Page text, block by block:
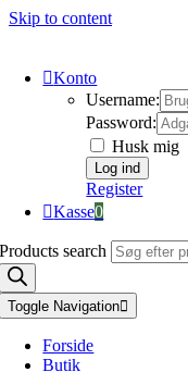
Skip to content
Konto
Username:
Password:
Husk mig
Register
Kasse0
Products search
Toggle Navigation
Forside
Butik